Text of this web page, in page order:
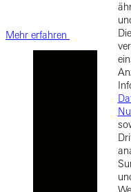
Mehr erfahren